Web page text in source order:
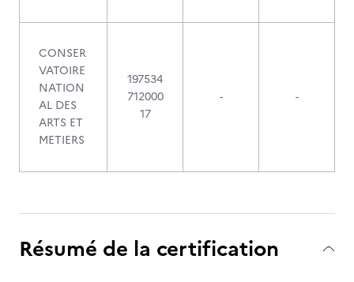
CONSER
VATOIRE
NATION
AL DES
ARTS ET
METIERS
197534
712000
17
- -
Résumé de la certification